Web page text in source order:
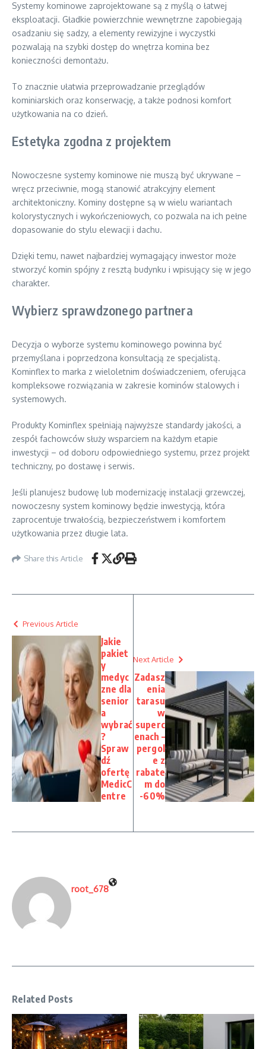
Systemy kominowe zaprojektowane są z myślą o łatwej
eksploatacji. Gładkie powierzchnie wewnętrzne zapobiegają
osadzaniu się sadzy, a elementy rewizyjne i wyczystki
pozwalają na szybki dostęp do wnętrza komina bez
konieczności demontażu.
To znacznie ułatwia przeprowadzanie przeglądów
kominiarskich oraz konserwację, a także podnosi komfort
użytkowania na co dzień.
Estetyka zgodna z projektem
Nowoczesne systemy kominowe nie muszą być ukrywane –
wręcz przeciwnie, mogą stanowić atrakcyjny element
architektoniczny. Kominy dostępne są w wielu wariantach
kolorystycznych i wykończeniowych, co pozwala na ich pełne
dopasowanie do stylu elewacji i dachu.
Dzięki temu, nawet najbardziej wymagający inwestor może
stworzyć komin spójny z resztą budynku i wpisujący się w jego
charakter.
Wybierz sprawdzonego partnera
Decyzja o wyborze systemu kominowego powinna być
przemyślana i poprzedzona konsultacją ze specjalistą.
Kominflex to marka z wieloletnim doświadczeniem, oferująca
kompleksowe rozwiązania w zakresie kominów stalowych i
systemowych.
Produkty Kominflex spełniają najwyższe standardy jakości, a
zespół fachowców służy wsparciem na każdym etapie
inwestycji – od doboru odpowiedniego systemu, przez projekt
techniczny, po dostawę i serwis.
Jeśli planujesz budowę lub modernizację instalacji grzewczej,
nowoczesny system kominowy będzie inwestycją, która
zaprocentuje trwałością, bezpieczeństwem i komfortem
użytkowania przez długie lata.
Share this Article
Previous Article
Jakie
pakiet
y
medyc
zne dla
senior
a
wybrać
?
Spraw
dź
ofertę
MedicC
entre
Next Article
Zadasz
enia
tarasu
w
superc
enach –
pergol
e z
rabate
m do
-60%
root_678
Related Posts